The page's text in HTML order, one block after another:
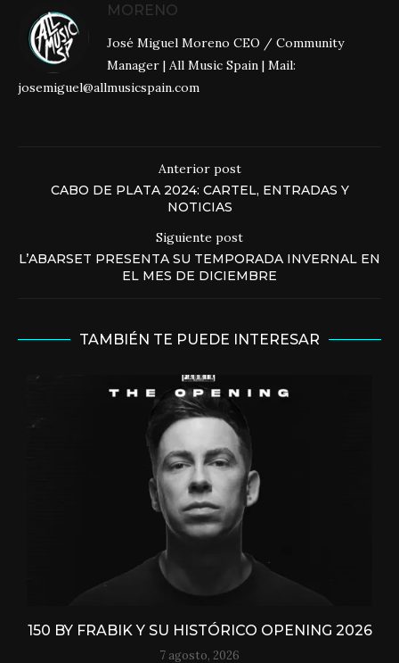
MORENO
José Miguel Moreno CEO / Community
Manager | All Music Spain | Mail:
josemiguel@allmusicspain.com
Anterior post
CABO DE PLATA 2024: CARTEL, ENTRADAS Y
NOTICIAS
Siguiente post
L’ABARSET PRESENTA SU TEMPORADA INVERNAL EN
EL MES DE DICIEMBRE
TAMBIÉN TE PUEDE INTERESAR
150 BY FRABIK Y SU HISTÓRICO OPENING 2026
7 agosto, 2026